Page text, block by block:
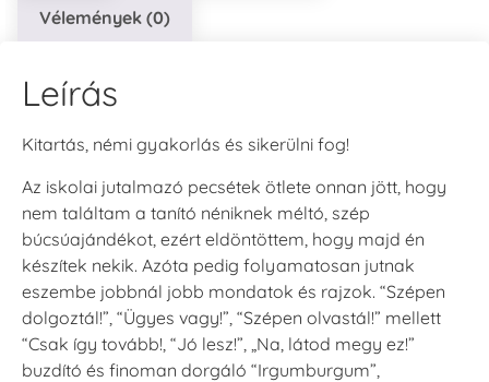
Vélemények (0)
Leírás
Kitartás, némi gyakorlás és sikerülni fog!
Az iskolai jutalmazó pecsétek ötlete onnan jött, hogy
nem találtam a tanító néniknek méltó, szép
búcsúajándékot, ezért eldöntöttem, hogy majd én
készítek nekik. Azóta pedig folyamatosan jutnak
eszembe jobbnál jobb mondatok és rajzok. “Szépen
dolgoztál!”, “Ügyes vagy!”, “Szépen olvastál!” mellett
“Csak így tovább!, “Jó lesz!”, „Na, látod megy ez!”
buzdító és finoman dorgáló “Irgumburgum”,